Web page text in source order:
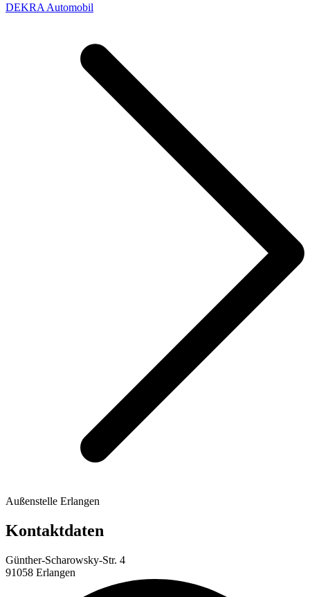
DEKRA Automobil
Außenstelle Erlangen
Kontaktdaten
Günther-Scharowsky-Str. 4
91058 Erlangen